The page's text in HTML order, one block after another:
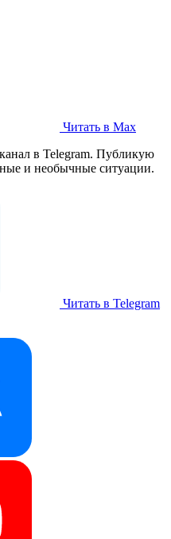
Читать в Max
в Telegram. Публикую
и необычные ситуации.
Читать в Telegram